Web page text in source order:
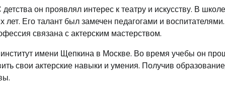
он проявлял интерес к театру и искусству. В школе
Его талант был замечен педагогами и
связана с актерским мастерством.
имени Щепкина в Москве. Во время учебы он
свои актерские навыки и умения. Получив